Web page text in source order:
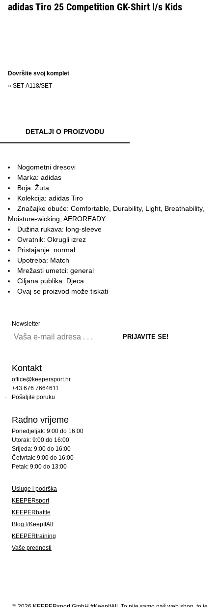
adidas Tiro 25 Competition GK-Shirt l/s Kids
Dovršite svoj komplet
» SET-A118/SET
DETALJI O PROIZVODU
Nogometni dresovi
Marka: adidas
Boja: Žuta
Kolekcija: adidas Tiro
Značajke obuće: Comfortable, Durability, Light, Breathability,
Moisture-wicking, AEROREADY
Dužina rukava: long-sleeve
Ovratnik: Okrugli izrez
Pristajanje: normal
Upotreba: Match
Mrežasti umetci: general
Ciljana publika: Djeca
Ovaj se proizvod može tiskati
Newsletter
Kontakt
office@keepersport.hr
+43 676 7664611
Pošaljite poruku
Radno vrijeme
Ponedjeljak: 9:00 do 16:00
Utorak: 9:00 do 16:00
Srijeda: 9:00 do 16:00
Četvrtak: 9:00 do 16:00
Petak: 9:00 do 13:00
Usluge i podrška
KEEPERsport
KEEPERbattle
Blog #KeepItAll
KEEPERtraining
Vaše prednosti